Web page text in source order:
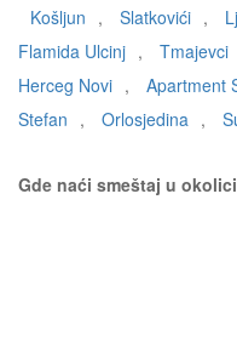
Košljun , Slatkovići ,
Flamida Ulcinj , Tmajevci
Herceg Novi , Apartment
Stefan , Orlosjedina ,
Gde naći smeštaj u